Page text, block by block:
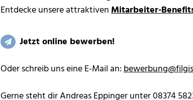
Entdecke unsere attraktivenMitarbeiter-
Jetzt online bewerben!
Oder schreib uns eine E-Mail an:bewerbung@
Gerne steht dir Andreas Eppinger unter 08374